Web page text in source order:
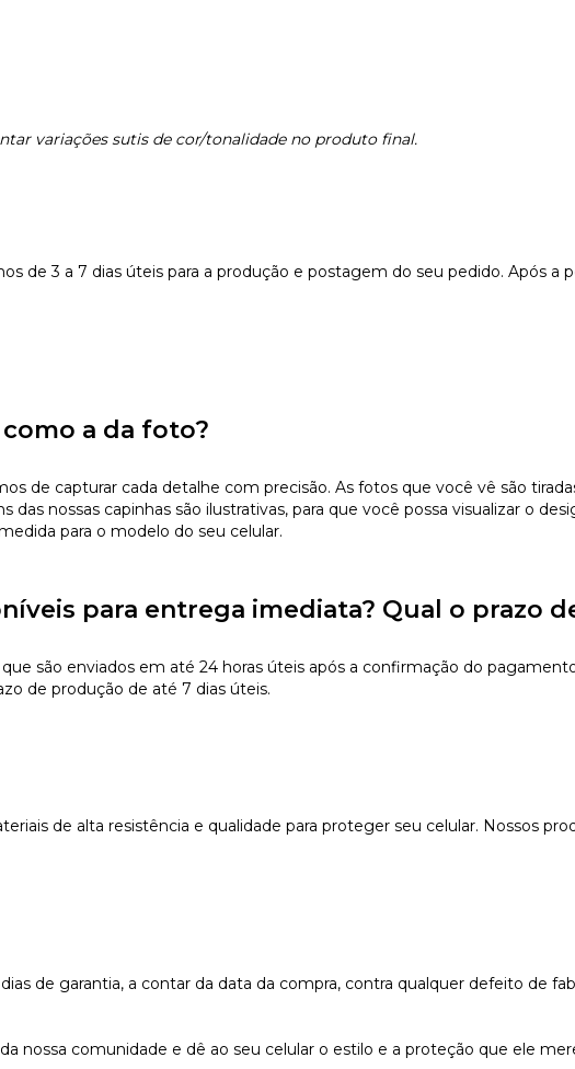
variações sutis de cor/tonalidade no produto final.
de 3 a 7 dias úteis para a produção e postagem do seu pedido. Após a
a da foto?
de capturar cada detalhe com precisão. As fotos que você vê são
nossas capinhas são ilustrativas, para que você possa visualizar o
para o modelo do seu celular.
para entrega imediata? Qual o prazo
são enviados em até 24 horas úteis após a confirmação do
de produção de até 7 dias úteis.
de alta resistência e qualidade para proteger seu celular. Nossos
de garantia, a contar da data da compra, contra qualquer defeito de
nossa comunidade e dê ao seu celular o estilo e a proteção que ele